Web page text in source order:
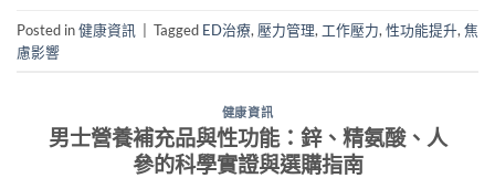
Posted in健康資訊 | Tagged ED治療, 壓力管理, 工作壓力, 性功能提升, 焦
慮影響
健康資訊
男士營養補充品與性功能：鋅、精氨酸、人
參的科學實證與選購指南